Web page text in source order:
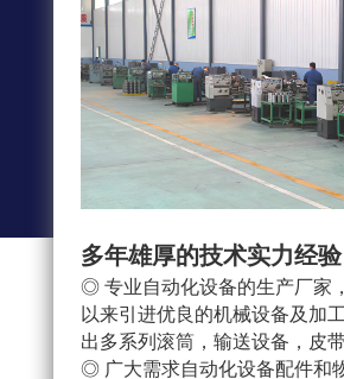
多年雄厚的技术实力经验
◎ 专业自动化设备的生产厂家
以来引进优良的机械设备及加
出多系列滚筒，输送设备，皮带
◎ 广大需求自动化设备配件和